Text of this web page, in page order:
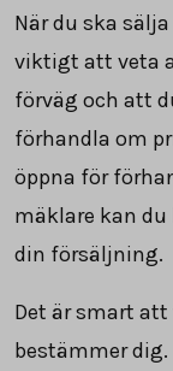
När du ska
viktigt att veta
förväg och att
förhandla om
öppna för
mäklare kan
din försäljning.
Det är smart
bestämmer